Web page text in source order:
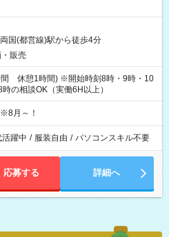
両国(都営線)駅から徒歩4分
販売
間 休憩1時間) ※開始時刻8時・9時・10
の相談OK（実働6H以上）
月～！
躍中 / 服装自由 / パソコンスキル不要
応募する 詳細へ